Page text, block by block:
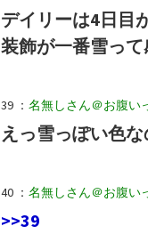
デイリーは4日目
装飾が一番雪っ
39 ： 名無しさん＠お腹い
えっ雪っぽい色
40 ： 名無しさん＠お腹い
>>39